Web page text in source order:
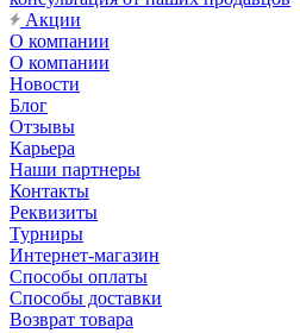
Акции
О компании
О компании
Новости
Блог
Отзывы
Карьера
Наши партнеры
Контакты
Реквизиты
Турниры
Интернет-магазин
Способы оплаты
Способы доставки
Возврат товара